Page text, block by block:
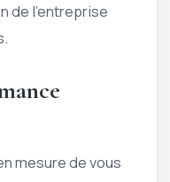
de l’entreprise
mesure de vous